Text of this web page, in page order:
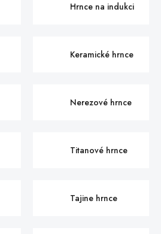
Hrnce na indukci
Keramické hrnce
Nerezové hrnce
Titanové hrnce
Tajine hrnce